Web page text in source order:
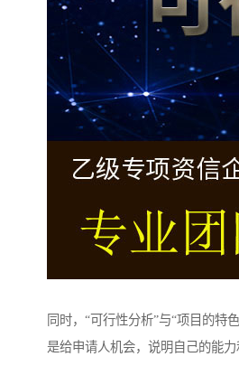
同时，“可行性分析”与“项目的特
是给申请人机会，说明自己的能力